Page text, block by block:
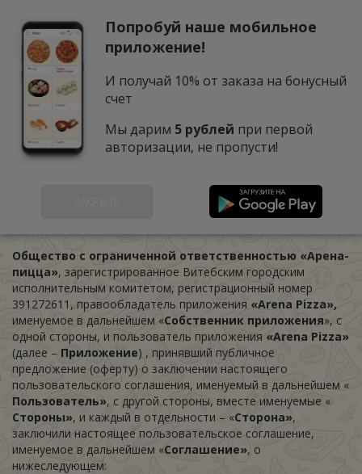
Пользовательское
Общество с ограниченной ответственностью «Арена-
пицца», зарегистрированное Витебским городским
исполнительным комитетом, регистрационный номер
391272611, правообладатель приложения «Arena Pizza»,
именуемое в дальнейшем «Собственник приложения», с
одной стороны, и пользователь приложения «Arena Pizza»
(далее – Приложение) , принявший публичное
предложение (оферту) о заключении настоящего
пользовательского соглашения, именуемый в дальнейшем «
Пользователь», с другой стороны, вместе именуемые «
Стороны», и каждый в отдельности – «Сторона»,
заключили настоящее пользовательское соглашение,
именуемое в дальнейшем «Соглашение», о
нижеследующем:
Попробуй наше мобильное
приложение!
И получай 10% от заказа на бонусный
счет
Мы дарим 5 рублей при первой
авторизации, не пропусти!